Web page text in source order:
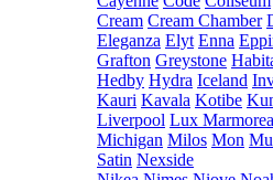
Cream Cream Chamber
Eleganza Elyt Enna
Grafton Greystone
Hedby Hydra Iceland
Kauri Kavala Kotibe
Liverpool Lux Marmorea
Michigan Milos Mon
Satin Nexside